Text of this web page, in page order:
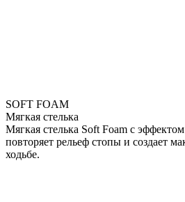
SOFT FOAM
Мягкая стелька
Мягкая стелька Soft Foam с
повторяет рельеф стопы и создает
ходьбе.